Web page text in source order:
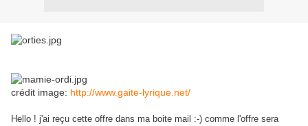
crédit image: http://www.gaite-lyrique.net/
Hello ! j'ai reçu cette offre dans ma boite mail :-) comme l'offre sera